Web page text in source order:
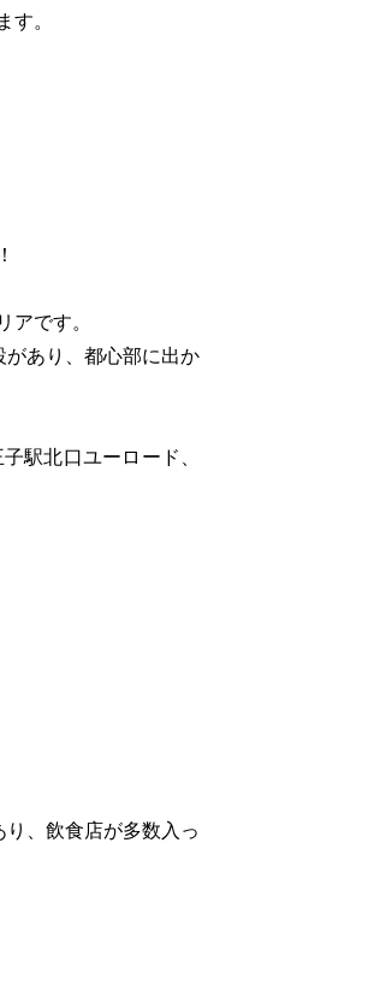
。
です。
あり、都心部に出か
駅北口ユーロード、
、飲食店が多数入っ